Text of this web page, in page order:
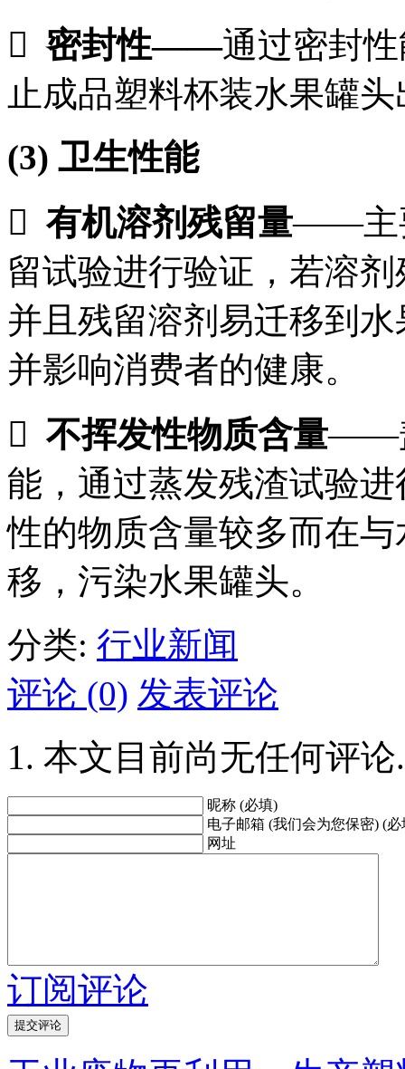
密封性——通过密封
止成品塑料杯装水果罐
(3) 卫生性能
 有机溶剂残留量——主
留试验进行验证，若溶
并且残留溶剂易迁移到
并影响消费者的健康。
 不挥发性物质含量——
能，通过蒸发残渣试验
性的物质含量较多而在
移，污染水果罐头。
分类: 行业新闻
评论 (0) 发表评论
本文目前尚无任何评论.
昵称 (必填)
电子邮箱 (我们会为您保密) (必
网址
订阅评论